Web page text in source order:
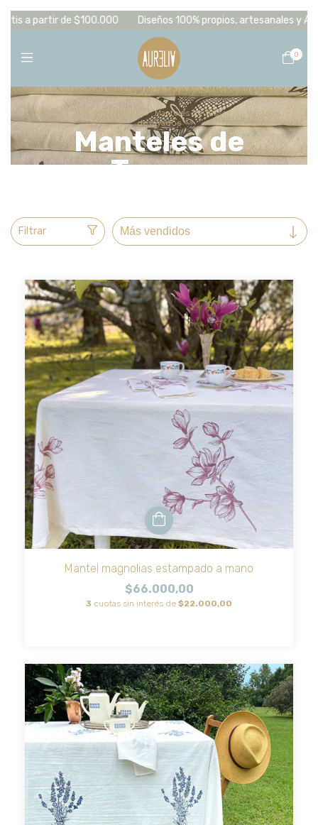
Diseños 100% propios, artesanales y Argentinos! 3 cuotas
0
Inicio > Textiles de Mesa > Manteles de Tussor >
Manteles
de rayados
Manteles de
Tussor
Filtrar
Mantel magnolias estampado a mano
$66.000,00
3 cuotas sin interés de $22.000,00